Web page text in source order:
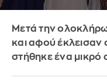
Μετά την
και αφού έκλεισαν
στήθηκε ένα μικρό